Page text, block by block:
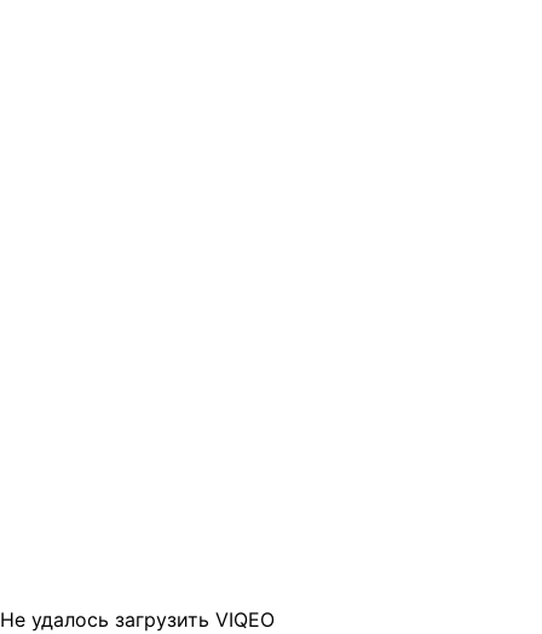
Не удалось загрузить VIQEO